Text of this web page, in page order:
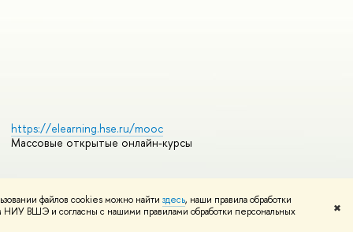
файлов cookies можно найти здесь, наши правила обработки
НИУ ВШЭ и согласны с нашими правилами обработки персональных
✖
https://elearning.hse.ru/mooc
Массовые открытые онлайн-курсы
Редактору